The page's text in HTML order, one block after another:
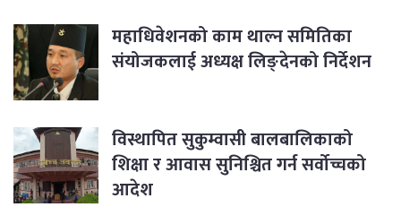
महाधिवेशनको काम थाल्न समितिका
संयोजकलाई अध्यक्ष लिङ्देनको निर्देशन
विस्थापित सुकुम्वासी बालबालिकाको
शिक्षा र आवास सुनिश्चित गर्न सर्वोच्चको
आदेश